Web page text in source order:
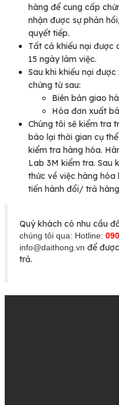
hàng để cung cấp
nhận được sự phản
quyết tiếp.
Tất cả khiếu nại được
15 ngày làm việc.
Sau khi khiếu nại
chứng từ sau:
Biên bản giao
Hóa đơn xuất
Chúng tôi sẽ kiểm tra
báo lại thời gian cụ
kiểm tra hàng hóa.
Lab 3M kiểm tra. Sau
thức về việc hàng hóa
tiến hành đổi/ trả
Quý khách có nhu cầu
chúng tôi qua: Hotline:
info@daithong.vn để
trả.